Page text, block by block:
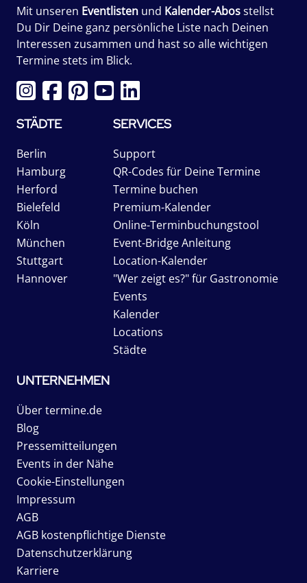
Mit unseren Eventlisten und Kalender-Abosstellst
Du Dir Deine ganz persönliche Liste nach Deinen
Interessen zusammen und hast so alle wichtigen
Termine stets im Blick.
STÄDTE
Berlin
Hamburg
Herford
Bielefeld
Köln
München
Stuttgart
Hannover
SERVICES
Support
QR-Codes für Deine Termine
Termine buchen
Premium-Kalender
Online-Terminbuchungstool
Event-Bridge Anleitung
Location-Kalender
"Wer zeigt es?" für Gastronomie
Events
Kalender
Locations
Städte
UNTERNEHMEN
Über termine.de
Blog
Pressemitteilungen
Events in der Nähe
Cookie-Einstellungen
Impressum
AGB
AGB kostenpflichtige Dienste
Datenschutzerklärung
Karriere